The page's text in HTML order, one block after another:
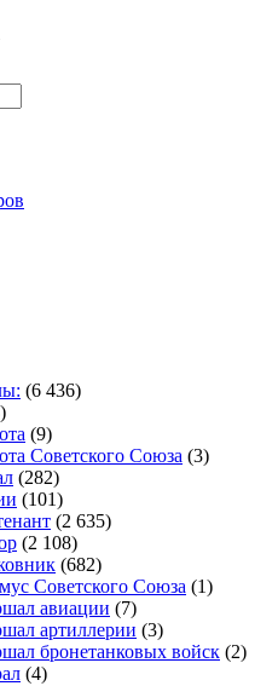
(6 436)
(9)
Советского Союза (3)
(282)
(101)
(2 635)
(2 108)
(682)
Советского Союза (1)
авиации (7)
артиллерии (3)
бронетанковых войск (2)
(4)